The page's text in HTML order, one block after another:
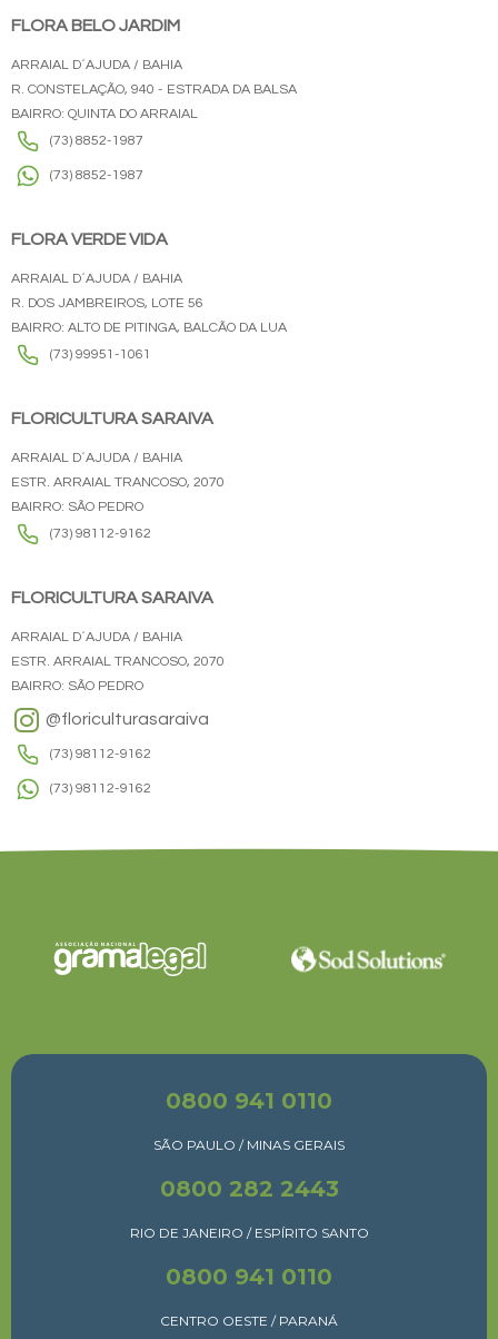
FLORA BELO JARDIM
ARRAIAL D´AJUDA / BAHIA
R. CONSTELAÇÃO, 940 - ESTRADA DA BALSA
BAIRRO: QUINTA DO ARRAIAL
(73) 8852-1987
(73) 8852-1987
FLORA VERDE VIDA
ARRAIAL D´AJUDA / BAHIA
R. DOS JAMBREIROS, LOTE 56
BAIRRO: ALTO DE PITINGA, BALCÃO DA LUA
(73) 99951-1061
FLORICULTURA SARAIVA
ARRAIAL D´AJUDA / BAHIA
ESTR. ARRAIAL TRANCOSO, 2070
BAIRRO: SÃO PEDRO
(73) 98112-9162
FLORICULTURA SARAIVA
ARRAIAL D´AJUDA / BAHIA
ESTR. ARRAIAL TRANCOSO, 2070
BAIRRO: SÃO PEDRO
@floriculturasaraiva
(73) 98112-9162
(73) 98112-9162
0800 941 0110
SÃO PAULO / MINAS GERAIS
0800 282 2443
RIO DE JANEIRO / ESPÍRITO SANTO
0800 941 0110
CENTRO OESTE / PARANÁ